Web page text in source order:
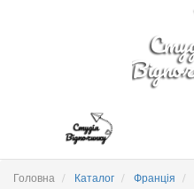
Головна Каталог Франція